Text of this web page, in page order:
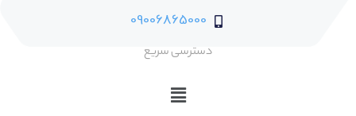
09006865000
دسترسی سریع
Main